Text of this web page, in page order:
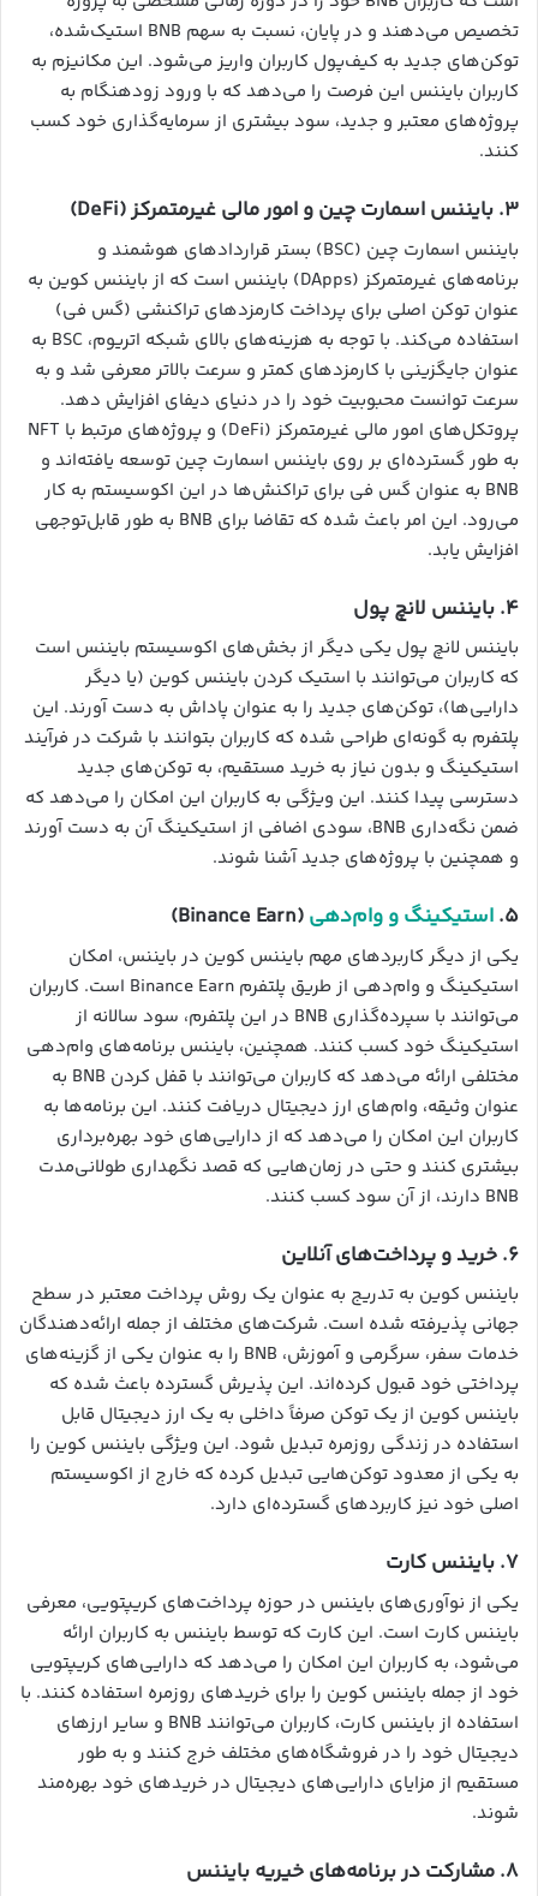
تخصیص می‌دهند و در پایان، نسبت به سهم BNB استیک‌شده،
توکن‌های جدید به کیف‌پول کاربران واریز می‌شود. این مکانیزم به
کاربران بایننس این فرصت را می‌دهد که با ورود زودهنگام به
پروژه‌های معتبر و جدید، سود بیشتری از سرمایه‌گذاری خود کسب
کنند.
۳. بایننس اسمارت چین و امور مالی غیرمتمرکز (DeFi)
بایننس اسمارت چین (BSC) بستر قراردادهای هوشمند و
برنامه‌های غیرمتمرکز (DApps) بایننس است که از بایننس کوین به
عنوان توکن اصلی برای پرداخت کارمزدهای تراکنشی (گس فی)
استفاده می‌کند. با توجه به هزینه‌های بالای شبکه اتریوم، BSC به
عنوان جایگزینی با کارمزدهای کمتر و سرعت بالاتر معرفی شد و به
سرعت توانست محبوبیت خود را در دنیای دیفای افزایش دهد.
پروتکل‌های امور مالی غیرمتمرکز (DeFi) و پروژه‌های مرتبط با NFT
به طور گسترده‌ای بر روی بایننس اسمارت چین توسعه یافته‌اند و
BNB به عنوان گس فی برای تراکنش‌ها در این اکوسیستم به کار
می‌رود. این امر باعث شده که تقاضا برای BNB به طور قابل‌توجهی
افزایش یابد.
۴. بایننس لانچ پول
بایننس لانچ پول یکی دیگر از بخش‌های اکوسیستم بایننس است
که کاربران می‌توانند با استیک کردن بایننس کوین (یا دیگر
دارایی‌ها)، توکن‌های جدید را به عنوان پاداش به دست آورند. این
پلتفرم به گونه‌ای طراحی شده که کاربران بتوانند با شرکت در فرآیند
استیکینگ و بدون نیاز به خرید مستقیم، به توکن‌های جدید
دسترسی پیدا کنند. این ویژگی به کاربران این امکان را می‌دهد که
ضمن نگه‌داری BNB، سودی اضافی از استیکینگ آن به دست آورند
و همچنین با پروژه‌های جدید آشنا شوند.
۵. استیکینگ و وام‌دهی(Binance Earn)
یکی از دیگر کاربردهای مهم بایننس کوین در بایننس، امکان
استیکینگ و وام‌دهی از طریق پلتفرم Binance Earn است. کاربران
می‌توانند با سپرده‌گذاری BNB در این پلتفرم، سود سالانه از
استیکینگ خود کسب کنند. همچنین، بایننس برنامه‌های وام‌دهی
مختلفی ارائه می‌دهد که کاربران می‌توانند با قفل کردن BNB به
عنوان وثیقه، وام‌های ارز دیجیتال دریافت کنند. این برنامه‌ها به
کاربران این امکان را می‌دهد که از دارایی‌های خود بهره‌برداری
بیشتری کنند و حتی در زمان‌هایی که قصد نگهداری طولانی‌مدت
BNB دارند، از آن سود کسب کنند.
۶. خرید و پرداخت‌های آنلاین
بایننس کوین به تدریج به عنوان یک روش پرداخت معتبر در سطح
جهانی پذیرفته شده است. شرکت‌های مختلف از جمله ارائه‌دهندگان
خدمات سفر، سرگرمی و آموزش، BNB را به عنوان یکی از گزینه‌های
پرداختی خود قبول کرده‌اند. این پذیرش گسترده باعث شده که
بایننس کوین از یک توکن صرفاً داخلی به یک ارز دیجیتال قابل
استفاده در زندگی روزمره تبدیل شود. این ویژگی بایننس کوین را
به یکی از معدود توکن‌هایی تبدیل کرده که خارج از اکوسیستم
اصلی خود نیز کاربردهای گسترده‌ای دارد.
۷. بایننس کارت
یکی از نوآوری‌های بایننس در حوزه پرداخت‌های کریپتویی، معرفی
بایننس کارت است. این کارت که توسط بایننس به کاربران ارائه
می‌شود، به کاربران این امکان را می‌دهد که دارایی‌های کریپتویی
خود از جمله بایننس کوین را برای خریدهای روزمره استفاده کنند. با
استفاده از بایننس کارت، کاربران می‌توانند BNB و سایر ارزهای
دیجیتال خود را در فروشگاه‌های مختلف خرج کنند و به طور
مستقیم از مزایای دارایی‌های دیجیتال در خریدهای خود بهره‌مند
شوند.
۸. مشارکت در برنامه‌های خیریه بایننس